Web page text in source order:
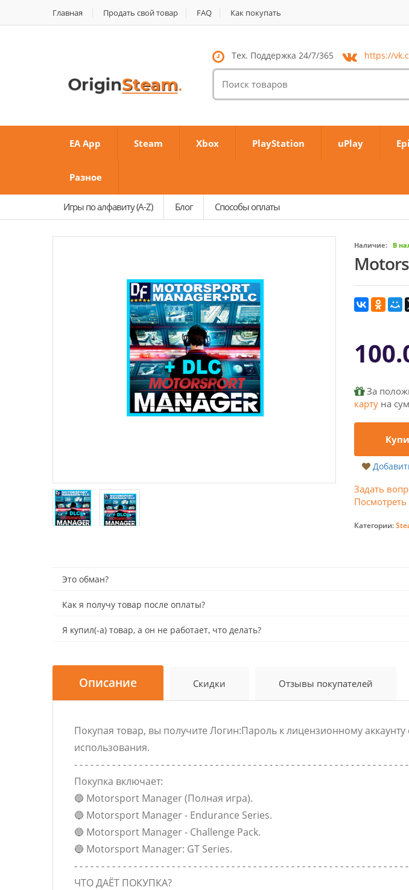
Главная Продать свой товар FAQ Как покупать
Тех. Поддержка 24/7/365 https://
Поиск
товаров:
EA App Steam Xbox PlayStation uPlay
Разное
Игры по алфавиту (A-Z) Блог Способы оплаты
Наличие: В
За
карту на
Задать
Категории:
Это обман?
Как я получу товар после оплаты?
Я купил(-а) товар, а он не работает, что делать?
Описание Скидки Отзывы покупателей
Покупая товар, вы получите Логин:Пароль к лицензионному
использования.
- - - - - - - - - - - - - - - - - - - - - - - - - - - - - - - - - - - - - - - - - - - - - - - - - - - - - - - - - - - -
Покупка включает:
🔵 Motorsport Manager (Полная игра).
🔵 Motorsport Manager - Endurance Series.
🔵 Motorsport Manager - Challenge Pack.
🔵 Motorsport Manager: GT Series.
- - - - - - - - - - - - - - - - - - - - - - - - - - - - - - - - - - - - - - - - - - - - - - - - - - - - - - - - - - - -
ЧТО ДАЁТ ПОКУПКА?